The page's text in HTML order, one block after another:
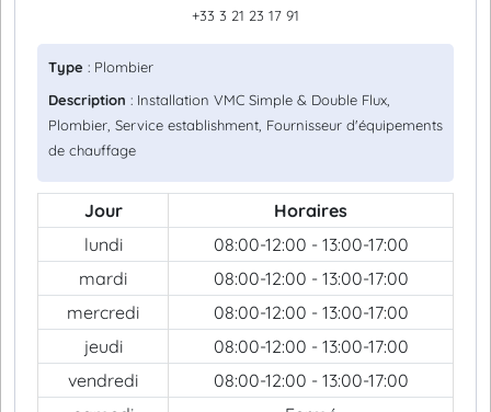
+33 3 21 23 17 91
Type : Plombier
Description : Installation VMC Simple & Double Flux,
Plombier, Service establishment, Fournisseur d'équipements
de chauffage
Jour
Horaires
lundi
08:00-12:00 - 13:00-17:00
mardi
08:00-12:00 - 13:00-17:00
mercredi
08:00-12:00 - 13:00-17:00
jeudi
08:00-12:00 - 13:00-17:00
vendredi
08:00-12:00 - 13:00-17:00